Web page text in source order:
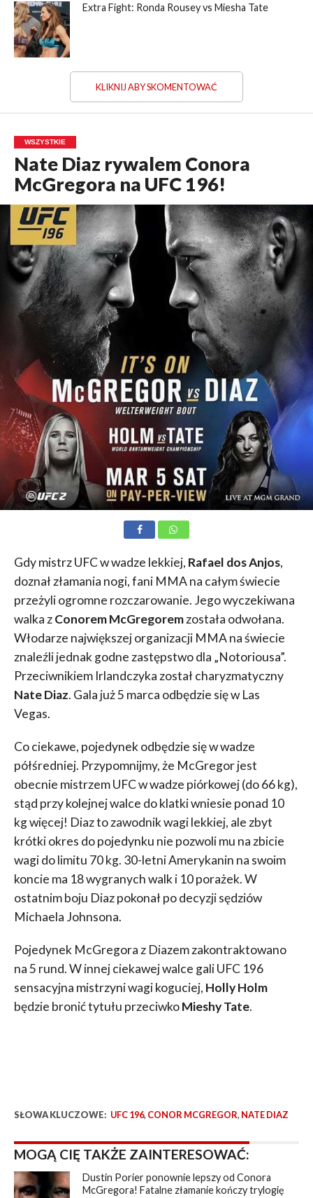
Extra Fight: Ronda Rousey vs Miesha Tate
KLIKNIJ ABY SKOMENTOWAĆ
WSZYSTKIE
Nate Diaz rywalem Conora
McGregora na UFC 196!
Gdy mistrz UFC w wadze lekkiej, Rafael dos Anjos,
doznał złamania nogi, fani MMA na całym świecie
przeżyli ogromne rozczarowanie. Jego wyczekiwana
walka zConorem McGregoremzostała odwołana.
Włodarze największej organizacji MMA na świecie
znaleźli jednak godne zastępstwo dla „Notoriousa”.
Przeciwnikiem Irlandczyka został charyzmatyczny
Nate Diaz. Gala już 5 marca odbędzie się w Las
Vegas.
Co ciekawe, pojedynek odbędzie się w wadze
półśredniej. Przypomnijmy, że McGregor jest
obecnie mistrzem UFC w wadze piórkowej (do 66 kg),
stąd przy kolejnej walce do klatki wniesie ponad 10
kg więcej! Diaz to zawodnik wagi lekkiej, ale zbyt
krótki okres do pojedynku nie pozwoli mu na zbicie
wagi do limitu 70 kg. 30-letni Amerykanin na swoim
koncie ma 18 wygranych walk i 10 porażek. W
ostatnim boju Diaz pokonał po decyzji sędziów
Michaela Johnsona.
Pojedynek McGregora z Diazem zakontraktowano
na 5 rund. W innej ciekawej walce gali UFC 196
sensacyjna mistrzyni wagi koguciej, Holly Holm
będzie bronić tytułu przeciwkoMieshy Tate.
SŁOWA KLUCZOWE: UFC 196, CONOR MCGREGOR, NATE DIAZ
MOGĄ CIĘ TAKŻE ZAINTERESOWAĆ:
Dustin Porier ponownie lepszy od Conora
McGregora! Fatalne złamanie kończy trylogię